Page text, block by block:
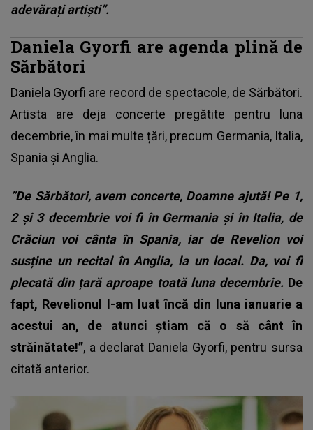
adevărați artiști”.
Daniela Gyorfi are agenda plină de
Sărbători
Daniela Gyorfi are record de spectacole, de Sărbători.
Artista are deja concerte pregătite pentru luna
decembrie, în mai multe țări, precum Germania, Italia,
Spania și Anglia.
”De Sărbători, avem concerte, Doamne ajută! Pe 1,
2 și 3 decembrie voi fi în Germania și în Italia, de
Crăciun voi cânta în Spania, iar de Revelion voi
susține un recital în Anglia, la un local. Da, voi fi
plecată din țară aproape toată luna decembrie. De
fapt, Revelionul l-am luat încă din luna ianuarie a
acestui an, de atunci știam că o să cânt în
străinătate!”, a declarat Daniela Gyorfi, pentru sursa
citată anterior.